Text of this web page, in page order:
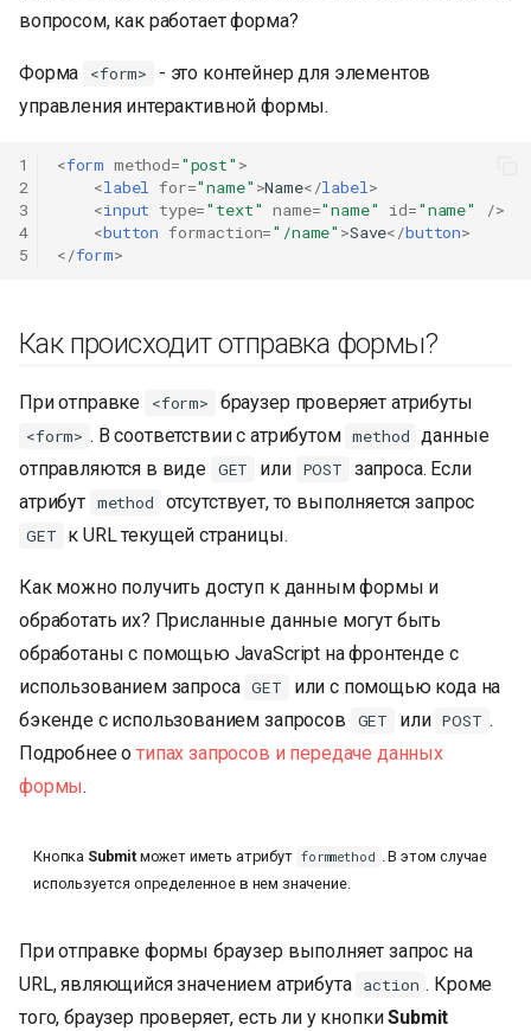
вопросом, как работает форма?
Форма <form>
- это контейнер для элементов
управления интерактивной формы.
1
2
3
4
5
<form method="post" >
<label for="name" >Name</label>
<input type="text" name="name" id="name"
/>
<button formaction="/name" >Save</button>
</form>
Как происходит отправка формы?
При отправке <form> браузер проверяет атрибуты
<form> . В соответствии с атрибутом method данные
отправляются в виде GET или POST
запроса. Если
атрибут method отсутствует, то выполняется запрос
GET к URL текущей страницы.
Как можно получить доступ к данным формы и
обработать их? Присланные данные могут быть
обработаны с помощью JavaScript на фронтенде с
использованием запроса GET
или с помощью кода на
бэкенде с использованием запросов
GET или POST .
Подробнее отипах запросов и передаче данных
формы.
Кнопка Submitможет иметь атрибут formmethod . В этом случае
используется определенное в нем значение.
При отправке формы браузер выполняет запрос на
URL, являющийся значением атрибута action . Кроме
того, браузер проверяет, есть ли у кнопкиSubmit